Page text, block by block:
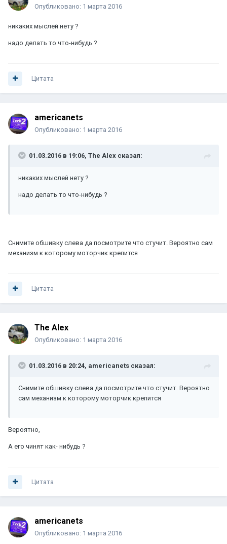
Опубликовано: 1 марта 2016
никаких мыслей нету ?
надо делать то что-нибудь ?
Цитата
americanets
Опубликовано: 1 марта 2016
01.03.2016 в 19:06, The Alex сказал:
никаких мыслей нету ?
надо делать то что-нибудь ?
Снимите обшивку слева да посмотрите что стучит. Вероятно сам
механизм к которому моторчик крепится
Цитата
The Alex
Опубликовано: 1 марта 2016
01.03.2016 в 20:24, americanets сказал:
Снимите обшивку слева да посмотрите что стучит. Вероятно
сам механизм к которому моторчик крепится
Вероятно,
А его чинят как- нибудь ?
Цитата
americanets
Опубликовано: 1 марта 2016